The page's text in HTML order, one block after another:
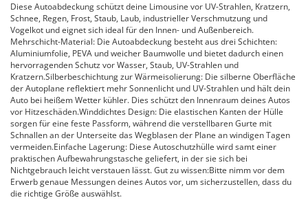
Diese Autoabdeckung schützt deine Limousine vor UV-Strahlen, Kratzern,
Schnee, Regen, Frost, Staub, Laub, industrieller Verschmutzung und
Vogelkot und eignet sich ideal für den Innen- und Außenbereich.
Mehrschicht-Material: Die Autoabdeckung besteht aus drei Schichten:
Aluminiumfolie, PEVA und weicher Baumwolle und bietet dadurch einen
hervorragenden Schutz vor Wasser, Staub, UV-Strahlen und
Kratzern.Silberbeschichtung zur Wärmeisolierung: Die silberne Oberfläche
der Autoplane reflektiert mehr Sonnenlicht und UV-Strahlen und hält dein
Auto bei heißem Wetter kühler. Dies schützt den Innenraum deines Autos
vor Hitzeschäden.Winddichtes Design: Die elastischen Kanten der Hülle
sorgen für eine feste Passform, während die verstellbaren Gurte mit
Schnallen an der Unterseite das Wegblasen der Plane an windigen Tagen
vermeiden.Einfache Lagerung: Diese Autoschutzhülle wird samt einer
praktischen Aufbewahrungstasche geliefert, in der sie sich bei
Nichtgebrauch leicht verstauen lässt. Gut zu wissen:Bitte nimm vor dem
Erwerb genaue Messungen deines Autos vor, um sicherzustellen, dass du
die richtige Größe auswählst.